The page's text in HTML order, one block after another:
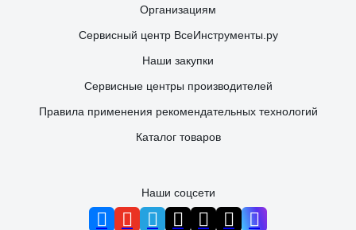
Организациям
Сервисный центр ВсеИнструменты.ру
Наши закупки
Сервисные центры производителей
Правила применения рекомендательных технологий
Каталог товаров
Наши соцсети